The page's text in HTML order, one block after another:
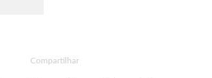
Compartilhar